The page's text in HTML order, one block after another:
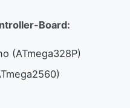
Board:
(ATmega328P)